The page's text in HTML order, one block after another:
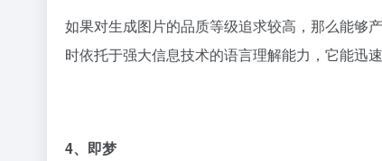
如果对生成图片的品质等级追求较高，那么能够
时依托于强大信息技术的语言理解能力，它能迅
4、即梦